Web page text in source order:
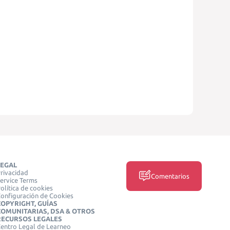
Terms
de cookies
de Cookies
GUÍAS
DSA & OTROS
LEGALES
Legal de Learneo
Comentarios